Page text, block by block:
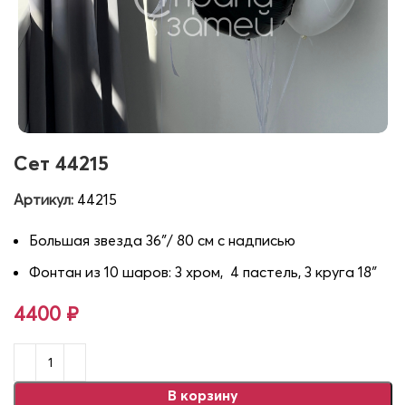
Сет 44215
Артикул: 44215
Большая звезда 36″/ 80 см с надписью
Фонтан из 10 шаров: 3 хром, 4 пастель, 3 круга 18″
4400 ₽
В корзину